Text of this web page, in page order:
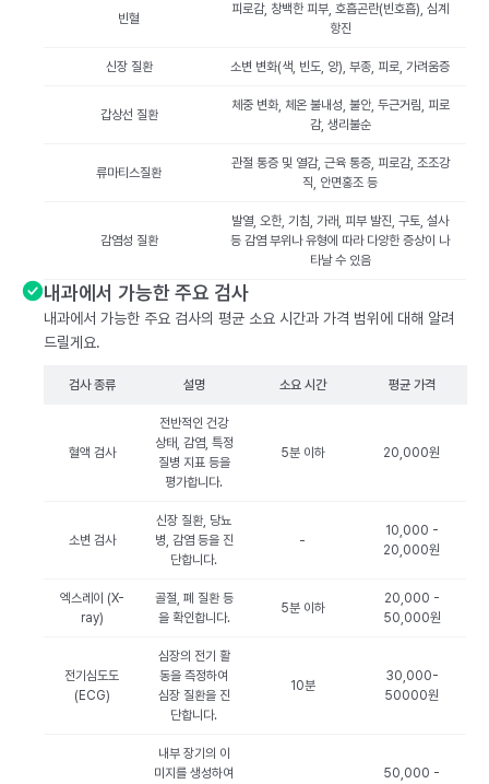
빈혈
피로감, 창백한 피부, 호흡곤란(빈호흡), 심계
항진
신장 질환 소변 변화(색, 빈도, 양), 부종, 피로, 가려움증
갑상선 질환
체중 변화, 체온 불내성, 불안, 두근거림, 피로
감, 생리불순
류마티스질환
관절 통증 및 열감, 근육 통증, 피로감, 조조강
직, 안면홍조 등
감염성 질환
발열, 오한, 기침, 가래, 피부 발진, 구토, 설사
등 감염 부위나 유형에 따라 다양한 증상이 나
타날 수 있음
내과에서 가능한 주요 검사
내과에서 가능한 주요 검사의 평균 소요 시간과 가격 범위에 대해 알려
드릴게요.
검사 종류 설명 소요 시간 평균 가격
혈액 검사
전반적인 건강
상태, 감염, 특정
질병 지표 등을
평가합니다.
5분 이하 20,000원
소변 검사
신장 질환, 당뇨
병, 감염 등을 진
단합니다.
-
10,000 -
20,000원
엑스레이 (X-
ray)
골절, 폐 질환 등
을 확인합니다.
5분 이하
20,000 -
50,000원
전기심도도
(ECG)
심장의 전기 활
동을 측정하여
심장 질환을 진
단합니다.
10분
30,000-
50000원
내부 장기의 이
미지를 생성하여
50,000 -